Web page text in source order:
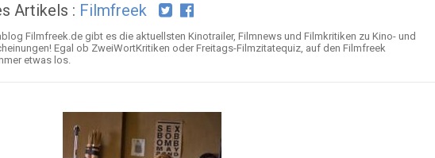
Artikels : Filmfreek
Filmfreek.de gibt es die aktuellsten Kinotrailer, Filmnews und Filmkritiken zu Kino- und
Egal ob ZweiWortKritiken oder Freitags-Filmzitatequiz, auf den Filmfreek
etwas los.